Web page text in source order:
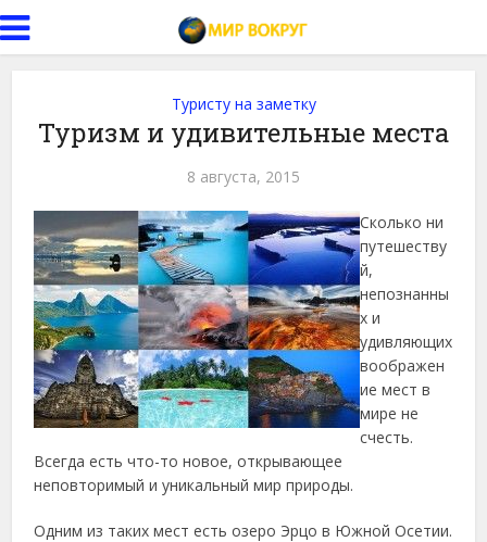
Туристу на заметку
Туризм и удивительные места
8 августа, 2015
Сколько ни
путешеству
й,
непознанны
х и
удивляющих
воображен
ие мест в
мире не
счесть.
Всегда есть что-то новое, открывающее
неповторимый и уникальный мир природы.
Одним из таких мест есть озеро Эрцо в Южной Осетии.